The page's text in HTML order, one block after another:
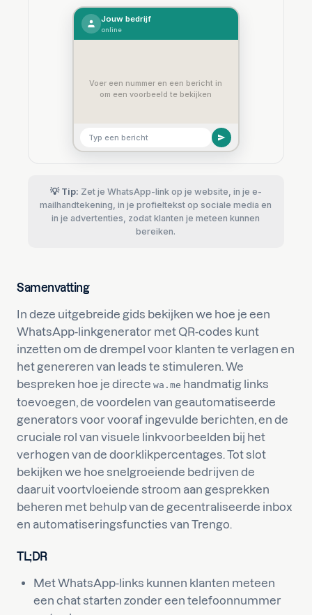
Jouw bedrijf
online
Voer een nummer en een bericht in
om een voorbeeld te bekijken
Typ een bericht
💡 Tip: Zet je WhatsApp-link op je website, in je e-
mailhandtekening, in je profieltekst op sociale media en
in je advertenties, zodat klanten je meteen kunnen
bereiken.
Samenvatting
In deze uitgebreide gids bekijken we hoe je een
WhatsApp-linkgenerator met QR-codes kunt
inzetten om de drempel voor klanten te verlagen en
het genereren van leads te stimuleren. We
bespreken hoe je directe wa.me handmatig links
toevoegen, de voordelen van geautomatiseerde
generators voor vooraf ingevulde berichten, en de
cruciale rol van visuele linkvoorbeelden bij het
verhogen van de doorklikpercentages. Tot slot
bekijken we hoe snelgroeiende bedrijven de
daaruit voortvloeiende stroom aan gesprekken
beheren met behulp van de gecentraliseerde inbox
en automatiseringsfuncties van Trengo.
TL;DR
Met WhatsApp-links kunnen klanten meteen
een chat starten zonder een telefoonnummer